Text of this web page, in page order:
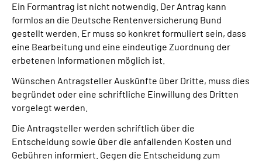
Ein Formantrag ist nicht notwendig. Der Antrag kann
formlos an die Deutsche Rentenversicherung Bund
gestellt werden. Er muss so konkret formuliert sein, dass
eine Bearbeitung und eine eindeutige Zuordnung der
erbetenen Informationen möglich ist.
Wünschen Antragsteller Auskünfte über Dritte, muss dies
begründet oder eine schriftliche Einwillung des Dritten
vorgelegt werden.
Die Antragsteller werden schriftlich über die
Entscheidung sowie über die anfallenden Kosten und
Gebühren informiert. Gegen die Entscheidung zum